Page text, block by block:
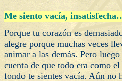
Me siento vacía,
Porque tu corazón es
alegre porque muchas veces
animar a las demás. Pero
cuenta de que todo era como
fondo te sientes vacía. Aún no